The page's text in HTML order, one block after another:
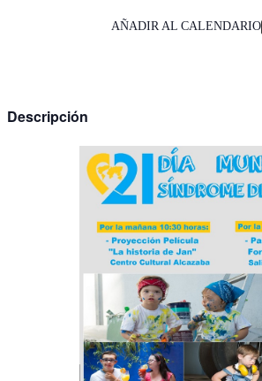
AÑADIR AL CALENDARIO
Descripción